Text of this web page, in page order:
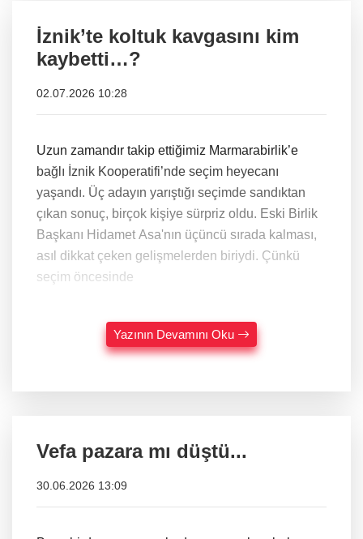
İznik’te koltuk kavgasını kim
kaybetti…?
02.07.2026 10:28
Uzun zamandır takip ettiğimiz Marmarabirlik’e
bağlı İznik Kooperatifi’nde seçim heyecanı
yaşandı. Üç adayın yarıştığı seçimde sandıktan
çıkan sonuç, birçok kişiye sürpriz oldu. Eski Birlik
Başkanı Hidamet Asa'nın üçüncü sırada kalması,
asıl dikkat çeken gelişmelerden biriydi. Çünkü
seçim öncesinde
Yazının Devamını Oku
Vefa pazara mı düştü...
30.06.2026 13:09